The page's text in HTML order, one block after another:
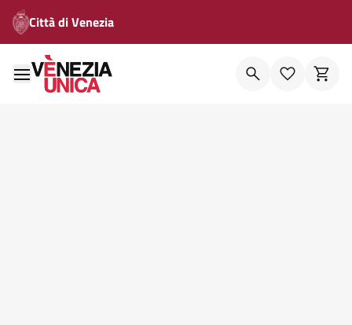
Città di Venezia